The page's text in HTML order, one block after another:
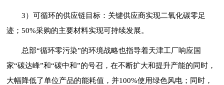
3）可循环的供应链目标：关键供应商实现二氧化碳零足
迹；50%采购的主要材料实现可持续发展。
总部“循环零污染”的环境战略也指导着天津工厂响应国
家“碳达峰”和“碳中和”的号召，在不断扩大和提升产能的同时，
大幅降低了单位产品的能耗值，并100%使用绿色风电；同时，